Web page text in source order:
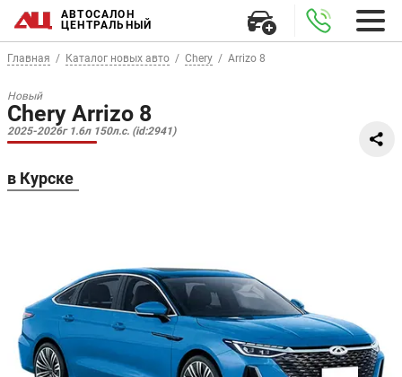
АВТОСАЛОН
ЦЕНТРАЛЬНЫЙ
Главная Каталог новых авто Chery Arrizo 8
Новый
Chery Arrizo 8
2025-2026г 1.6л 150л.с. (id:2941)
в Курске